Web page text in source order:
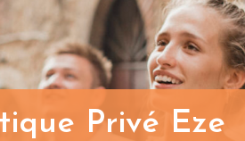
Privé Eze